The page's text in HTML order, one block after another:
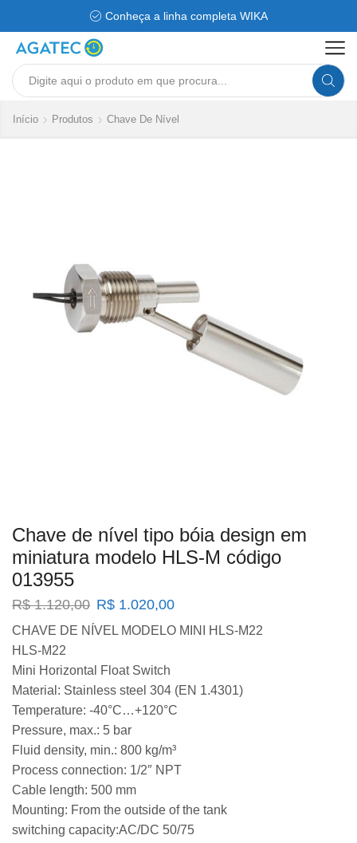
Conheça a linha completa WIKA
Search
Início Produtos Chave De Nível
Chave de nível tipo bóia design em
miniatura modelo HLS-M código
013955
R$1.120,00 O
preço
original
R$ 1.120,00.
R$ 1.020,00O
atual
CHAVE DE NÍVEL MODELO MINI HLS-M22
HLS-M22
Mini Horizontal Float Switch
Material: Stainless steel 304 (EN 1.4301)
Temperature: -40°C…+120°C
Pressure, max.: 5 bar
Fluid density, min.: 800 kg/m³
Process connection: 1/2″ NPT
Cable length: 500 mm
Mounting: From the outside of the tank
switching capacity:AC/DC 50/75